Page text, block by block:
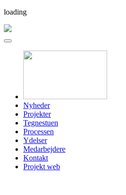
loading
Nyheder
Projekter
Tegnestuen
Processen
Ydelser
Medarbejdere
Kontakt
Projekt web